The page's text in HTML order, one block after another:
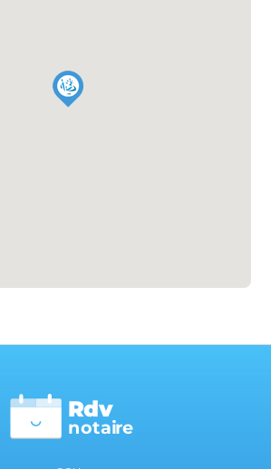
notaire
Rdv